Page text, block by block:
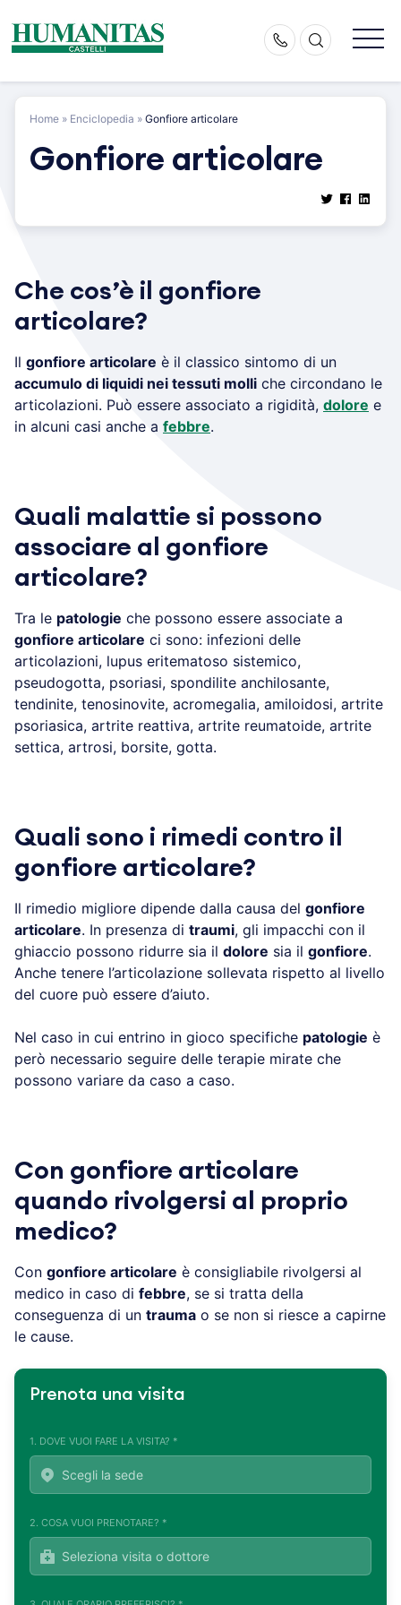
content
Home » Enciclopedia » Gonfiore articolare
Gonfiore articolare
Che cos’è il gonfiore
articolare?
Il gonfiore articolare è il classico sintomo di un
accumulo di liquidi nei tessuti molli che circondano le
articolazioni. Può essere associato a rigidità, dolore e
in alcuni casi anche a febbre.
Quali malattie si possono
associare al gonfiore
articolare?
Tra le patologie che possono essere associate a
gonfiore articolare ci sono: infezioni delle
articolazioni, lupus eritematoso sistemico,
pseudogotta, psoriasi, spondilite anchilosante,
tendinite, tenosinovite, acromegalia, amiloidosi, artrite
psoriasica, artrite reattiva, artrite reumatoide, artrite
settica, artrosi, borsite, gotta.
Quali sono i rimedi contro il
gonfiore articolare?
Il rimedio migliore dipende dalla causa del gonfiore
articolare. In presenza di traumi, gli impacchi con il
ghiaccio possono ridurre sia il dolore sia il gonfiore.
Anche tenere l’articolazione sollevata rispetto al livello
del cuore può essere d’aiuto.
Nel caso in cui entrino in gioco specifiche patologie è
però necessario seguire delle terapie mirate che
possono variare da caso a caso.
Con gonfiore articolare
quando rivolgersi al proprio
medico?
Con gonfiore articolare è consigliabile rivolgersi al
medico in caso di febbre, se si tratta della
conseguenza di un trauma o se non si riesce a capirne
le cause.
Prenota una visita
1. DOVE VUOI FARE LA VISITA? *
2. COSA VUOI PRENOTARE? *